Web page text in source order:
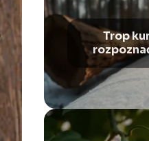
Trop
gdzie